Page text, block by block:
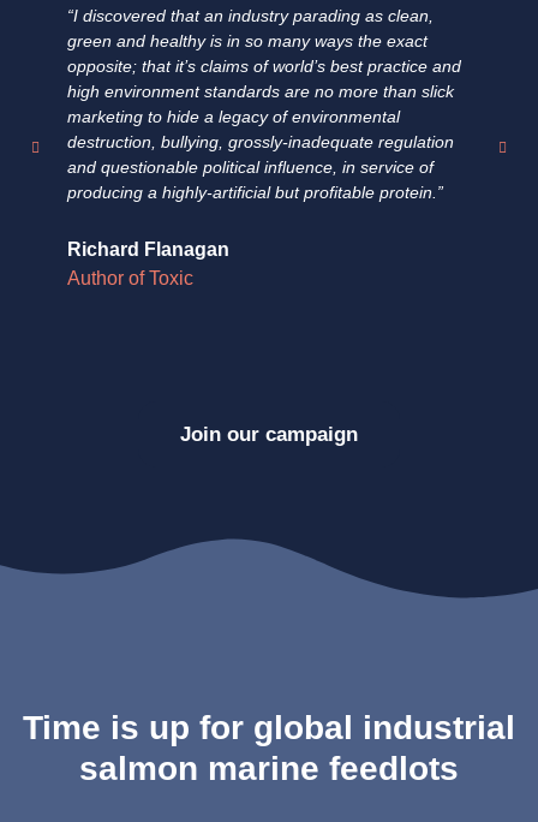
“I discovered that an industry parading as clean,
green and healthy is in so many ways the exact
opposite; that it’s claims of world’s best practice and
high environment standards are no more than slick
marketing to hide a legacy of environmental
destruction, bullying, grossly-inadequate regulation
and questionable political influence, in service of
producing a highly-artificial but profitable protein.”
Richard Flanagan
Author of Toxic
Join our campaign
Time is up for global industrial
salmon marine feedlots